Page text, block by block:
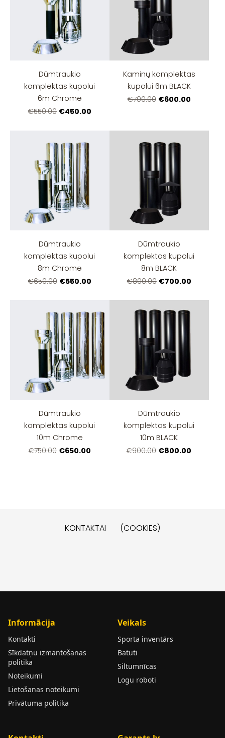
Dūmtraukio
komplektas kupolui
6m Chrome
€550.00 €450.00
Kaminų komplektas
kupolui 6m BLACK
€700.00 €600.00
Dūmtraukio
komplektas kupolui
8m Chrome
€650.00 €550.00
Dūmtraukio
komplektas kupolui
8m BLACK
€800.00 €700.00
Dūmtraukio
komplektas kupolui
10m Chrome
€750.00 €650.00
Dūmtraukio
komplektas kupolui
10m BLACK
€900.00 €800.00
KONTAKTAI (COOKIES)
Informācija
Kontakti
Sīkdatņu izmantošanas
politika
Noteikumi
Lietošanas noteikumi
Privātuma politika
Veikals
Sporta inventārs
Batuti
Siltumnīcas
Logu roboti